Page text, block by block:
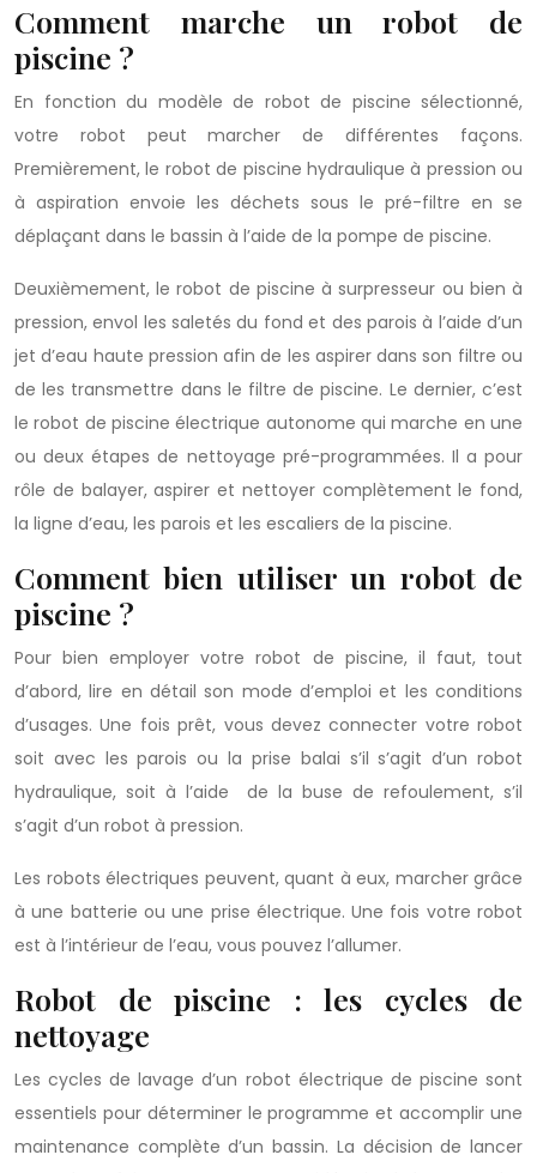
Comment marche un robot de
piscine ?
En fonction du modèle de robot de piscine sélectionné,
votre robot peut marcher de différentes façons.
Premièrement, le robot de piscine hydraulique à pression ou
à aspiration envoie les déchets sous le pré-filtre en se
déplaçant dans le bassin à l’aide de la pompe de piscine.
Deuxièmement, le robot de piscine à surpresseur ou bien à
pression, envol les saletés du fond et des parois à l’aide d’un
jet d’eau haute pression afin de les aspirer dans son filtre ou
de les transmettre dans le filtre de piscine. Le dernier, c’est
le robot de piscine électrique autonome qui marche en une
ou deux étapes de nettoyage pré-programmées. Il a pour
rôle de balayer, aspirer et nettoyer complètement le fond,
la ligne d’eau, les parois et les escaliers de la piscine.
Comment bien utiliser un robot de
piscine ?
Pour bien employer votre robot de piscine, il faut, tout
d’abord, lire en détail son mode d’emploi et les conditions
d’usages. Une fois prêt, vous devez connecter votre robot
soit avec les parois ou la prise balai s’il s’agit d’un robot
hydraulique, soit à l’aide de la buse de refoulement, s’il
s’agit d’un robot à pression.
Les robots électriques peuvent, quant à eux, marcher grâce
à une batterie ou une prise électrique. Une fois votre robot
est à l’intérieur de l’eau, vous pouvez l’allumer.
Robot de piscine : les cycles de
nettoyage
Les cycles de lavage d’un robot électrique de piscine sont
essentiels pour déterminer le programme et accomplir une
maintenance complète d’un bassin. La décision de lancer